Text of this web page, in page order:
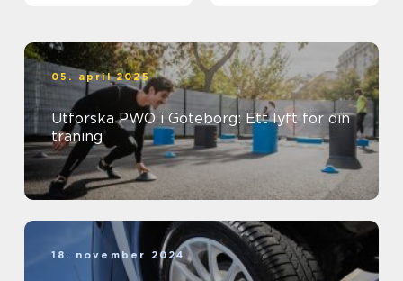
05. april 2025
Utforska PWO i Göteborg: Ett lyft för din
träning
18. november 2024